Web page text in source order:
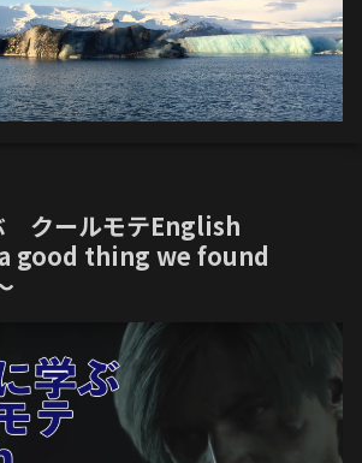
クールモテEnglish
good thing we found